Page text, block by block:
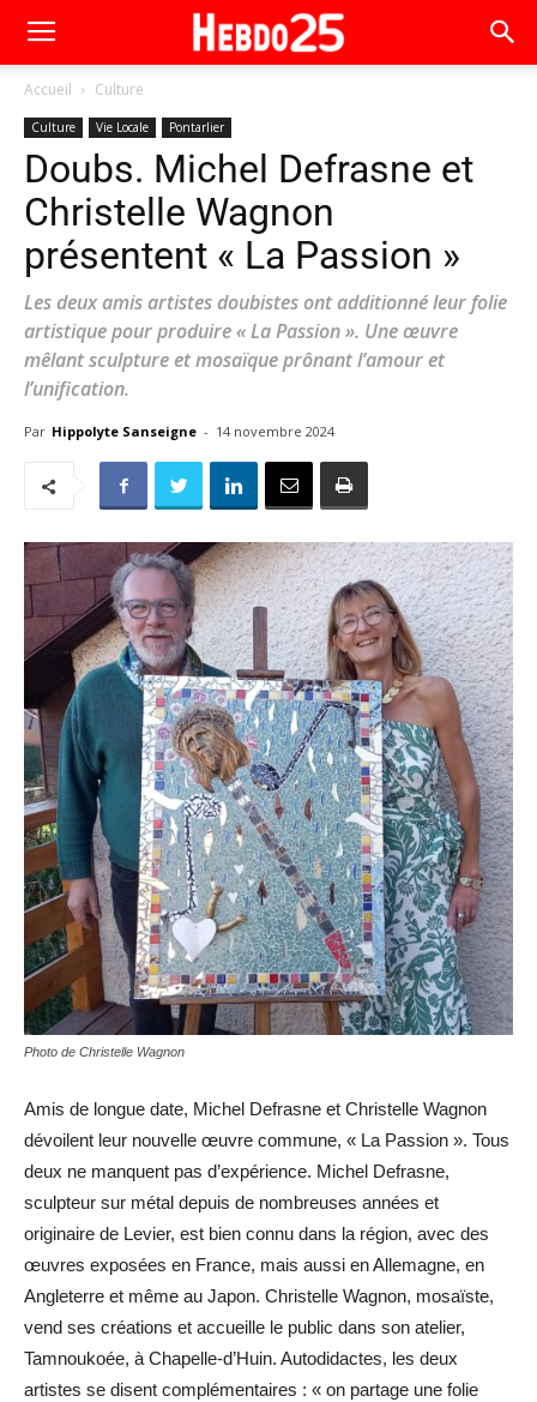
Accueil Culture
Culture Vie Locale Pontarlier
Doubs. Michel Defrasne et
Christelle Wagnon
présentent « La Passion »
Les deux amis artistes doubistes ont additionné leur folie
artistique pour produire « La Passion ». Une œuvre
mêlant sculpture et mosaïque prônant l’amour et
l’unification.
Par Hippolyte Sanseigne - 14 novembre 2024
Photo de Christelle Wagnon
Amis de longue date, Michel Defrasne et Christelle Wagnon
dévoilent leur nouvelle œuvre commune, « La Passion ». Tous
deux ne manquent pas d’expérience. Michel Defrasne,
sculpteur sur métal depuis de nombreuses années et
originaire de Levier, est bien connu dans la région, avec des
œuvres exposées en France, mais aussi en Allemagne, en
Angleterre et même au Japon. Christelle Wagnon, mosaïste,
vend ses créations et accueille le public dans son atelier,
Tamnoukoée, à Chapelle-d’Huin. Autodidactes, les deux
artistes se disent complémentaires : « on partage une folie